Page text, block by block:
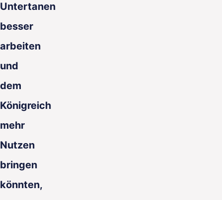
Untertanen
besser
arbeiten
und
dem
Königreich
mehr
Nutzen
bringen
könnten,